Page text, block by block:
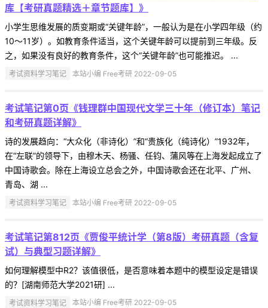
库【考研真题精选＋章节题库】》
小学生思维发展的质变期或“关键年龄”，一般认为是在小学四年级（约
10～11岁）。如教育条件适当，这个关键年龄可以提前到三年级。反
之，如果没有良好的教育条件，这个“关键年龄”也可能推迟。 ...
考试资料学习笔记 本站小编 Free考研 2022-09-05
考试笔记第0页《钱理群中国现代文学三十年（修订本）笔记
和考研真题详解》
诗的发展趋向：“大众化（非诗化）”和“贵族化（纯诗化）”1932年，
在“左联”的领导下，由穆木天、杨骚、任钧、蒲风等在上海发起成立了
中国诗歌会。除在上海设立总会之外，中国诗歌会还在北平、广州、
青岛、湖 ...
考试资料学习笔记 本站小编 Free考研 2022-09-05
考试笔记第812页《贾俊平统计学（第8版）考研真题（含复
试）与典型习题详解》
如何理解模型中R2？该值很低，是否意味着本题中的模型设定是错误
的？[湖南师范大学2021研] ...
考试资料学习笔记 本站小编 Free考研 2022-09-05